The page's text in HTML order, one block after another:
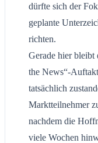
dürfte sich der
geplante
richten.
Gerade hier bleibt
the News“-
tatsächlich
Marktteilnehmer
nachdem die
viele Wochen